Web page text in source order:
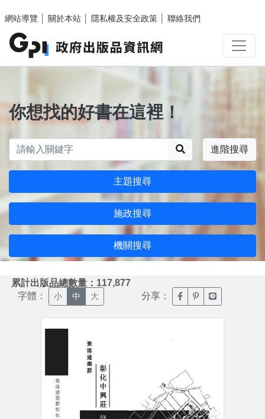
網站導覽
關於本站 隱私權及安全政策 聯絡我們
你想找的好書在這裡！
進階搜尋
主題搜尋
施政搜尋
機關搜尋
累計出版品總數量：117,877
字體： 小 中 大 分享： 臉書分享(另開新視窗)
噗浪分享(另開新
Line分享(另